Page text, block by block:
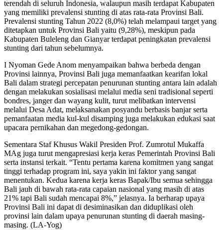
terendah di seluruh Indonesia, walaupun masih terdapat Kabupaten
yang memiliki prevalensi stunting di atas rata-rata Provinsi Bali.
Prevalensi stunting Tahun 2022 (8,0%) telah melampaui target yang
ditetapkan untuk Provinsi Bali yaitu (9,28%), meskipun pada
Kabupaten Buleleng dan Gianyar terdapat peningkatan prevalensi
stunting dari tahun sebelumnya.
I Nyoman Gede Anom menyampaikan bahwa berbeda dengan
Provinsi lainnya, Provinsi Bali juga memanfaatkan kearifan lokal
Bali dalam strategi percepatan penurunan stunting antara lain adalah
dengan melakukan sosialisasi melalui media seni tradisional seperti
bondres, janger dan wayang kulit, turut melibatkan intervensi
melalui Desa Adat, melaksanakan posyandu berbasis banjar serta
pemanfaatan media kul-kul disamping juga melakukan edukasi saat
upacara pernikahan dan megedong-gedongan.
Sementara Staf Khusus Wakil Presiden Prof. Zumrotul Mukaffa
MAg juga turut mengapresiasi kerja keras Pemerintah Provinsi Bali
serta instansi terkait. “Tentu pertama karena komitmen yang sangat
tinggi terhadap program ini, saya yakin ini faktor yang sangat
menentukan. Kedua karena kerja keras Bapak/Ibu semua sehingga
Bali jauh di bawah rata-rata capaian nasional yang masih di atas
21% tapi Bali sudah mencapai 8%,” jelasnya. Ia berharap upaya
Provinsi Bali ini dapat di desiminasikan dan diduplikasi oleh
provinsi lain dalam upaya penurunan stunting di daerah masing-
masing. (LA-Yog)